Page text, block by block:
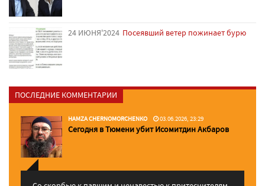
24 ИЮНЯ'2024 Посеявший ветер пожинает бурю
ПОСЛЕДНИЕ КОММЕНТАРИИ
HAMZA CHERNOMORCHENKO 03.06.2026, 23:29
Сегодня в Тюмени убит Исомитдин Акбаров